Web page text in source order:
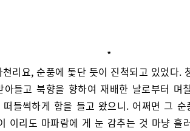
*
천리요, 순풍에 돛단 듯이 진척되고 있었다.
아들고 북향을 향하여 재배한 날로부터 며
떠들썩하게 함을 들고 왔으니. 어쩌면 그 순
이리도 마파람에 게 눈 감추는 것 마냥 흘